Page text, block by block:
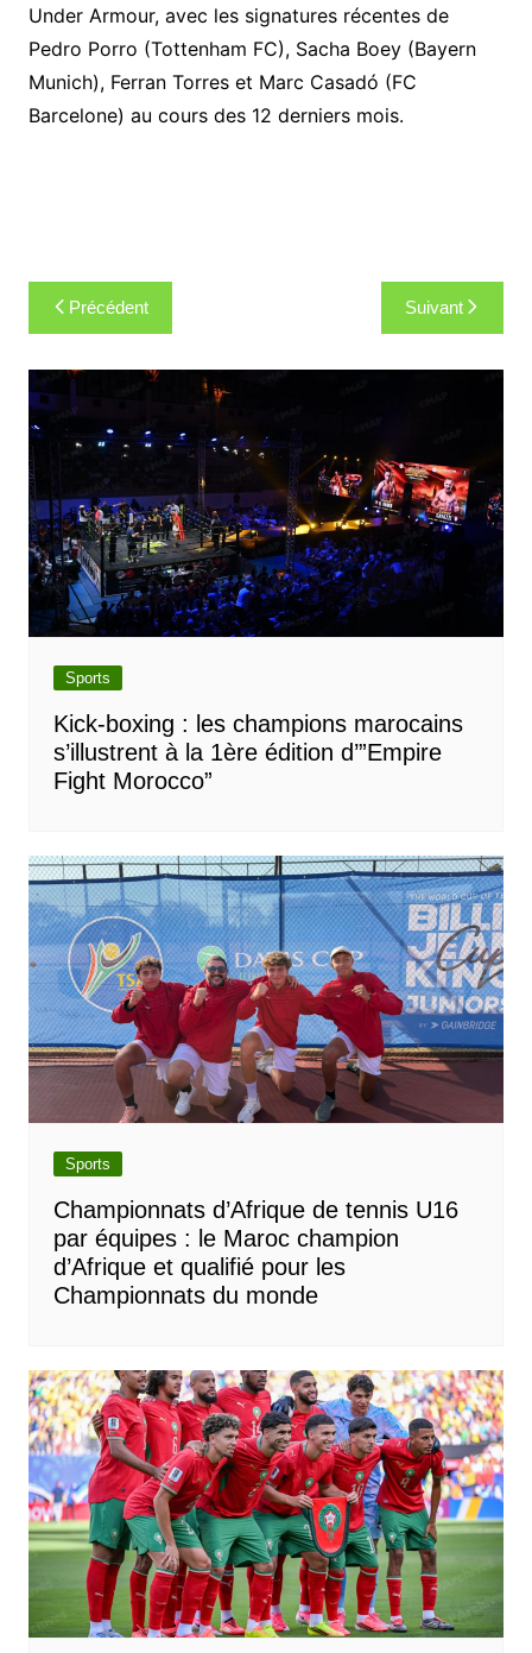
Under Armour, avec les signatures récentes de
Pedro Porro (Tottenham FC), Sacha Boey (Bayern
Munich), Ferran Torres et Marc Casadó (FC
Barcelone) au cours des 12 derniers mois.
Navigation
de
l’article
Précédent Suivant
Sports
Kick-boxing : les champions marocains
s’illustrent à la 1ère édition d’”Empire
Fight Morocco”
Sports
Championnats d’Afrique de tennis U16
par équipes : le Maroc champion
d’Afrique et qualifié pour les
Championnats du monde